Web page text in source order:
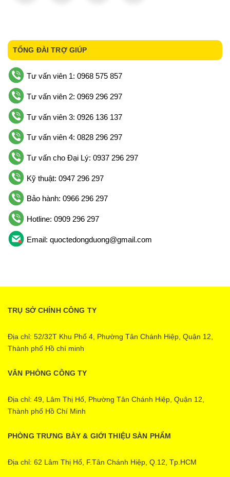
TỔNG ĐÀI TRỢ GIÚP
Tư vấn viên 1: 0968 575 857
Tư vấn viên 2: 0969 296 297
Tư vấn viên 3: 0926 136 137
Tư vấn viên 4: 0828 296 297
Tư vấn cho Đại Lý: 0937 296 297
Kỹ thuật: 0947 296 297
Bảo hành: 0966 296 297
Hotline: 0909 296 297
Email: quoctedongduong@gmail.com
TRỤ SỞ CHÍNH CÔNG TY
Địa chỉ: 52/32T Khu Phố 4, Phường Tân Chánh Hiệp, Quận 12,
Thành phố Hồ chí minh
VĂN PHÒNG CÔNG TY
Địa chỉ: 49, Lâm Thị Hố, Phường Tân Chánh Hiệp, Quận 12,
Thành phố Hồ Chí Minh
PHÒNG TRƯNG BÀY & GIỚI THIỆU SÀN PHẨM
Địa chỉ: 62 Lâm Thị Hố, F.Tân Chánh Hiệp, Q.12, Tp.HCM